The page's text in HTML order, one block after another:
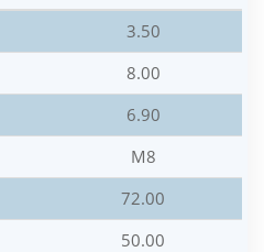
3.50
8.00
6.90
M8
72.00
50.00